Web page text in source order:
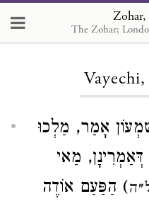
Zohar,
The Zohar;
אָמַר, מַלְכוּ
דְּאַמְרִינָן, מַאי
) הַפַּעַם אוֹדֶה